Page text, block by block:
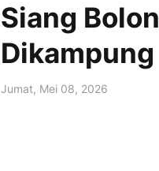
Siang
Dikampung
Jumat, Mei 08, 2026